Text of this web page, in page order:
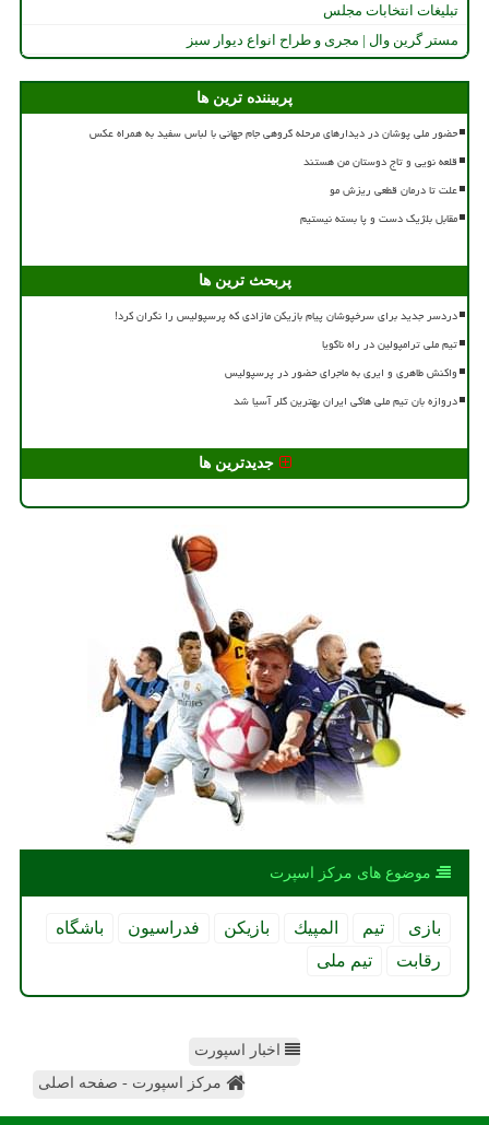
تبلیغات انتخابات مجلس
مستر گرین وال | مجری و طراح انواع دیوار سبز
پربیننده ترین ها
حضور ملی پوشان در دیدارهای مرحله گروهی جام جهانی با لباس سفید به همراه عکس
قلعه نویی و تاج دوستان من هستند
علت تا درمان قطعی ریزش مو
مقابل بلژیک دست و پا بسته نیستیم
پربحث ترین ها
دردسر جدید برای سرخپوشان پیام بازیکن مازادی که پرسپولیس را نگران کرد!
تیم ملی ترامپولین در راه ناگویا
واکنش طاهری و ایری به ماجرای حضور در پرسپولیس
دروازه بان تیم ملی هاکی ایران بهترین گلر آسیا شد
جدیدترین ها
موضوع های مركز اسپرت
بازی تیم المپیك بازیكن فدراسیون
باشگاه
رقابت
تیم ملی
اخبار اسپورت
مرکز اسپورت - صفحه اصلی